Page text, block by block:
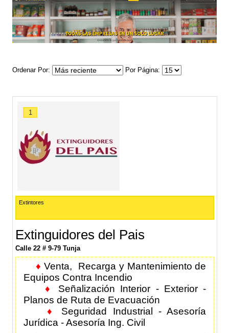
Ordenar Por Por Página
1
Extintores
Extinguidores del Pais
Calle 22 # 9-79 Tunja
♦ Venta, Recarga y Mantenimiento de
Equipos Contra Incendio
♦
Señalización Interior - Exterior -
Planos de Ruta de Evacuación
♦
Seguridad Industrial - Asesoría
Jurídica - Asesoría Ing. Civil